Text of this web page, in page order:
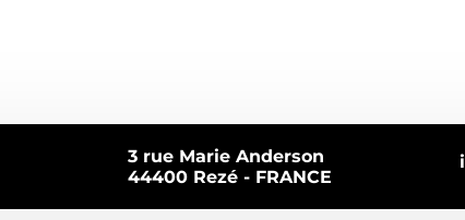
3 rue Marie Anderson
44400 Rezé - FRANCE